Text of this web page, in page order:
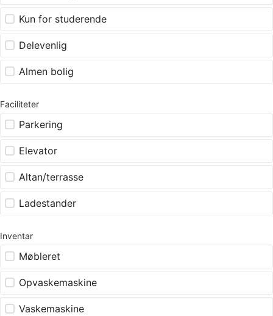
Kun for studerende
Delevenlig
Almen bolig
Faciliteter
Parkering
Elevator
Altan/terrasse
Ladestander
Inventar
Møbleret
Opvaskemaskine
Vaskemaskine